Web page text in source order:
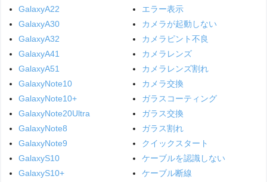
GalaxyA22
GalaxyA30
GalaxyA32
GalaxyA41
GalaxyA51
GalaxyNote10
GalaxyNote10+
GalaxyNote20Ultra
GalaxyNote8
GalaxyNote9
GalaxyS10
GalaxyS10+
エラー表示
カメラが起動しない
カメラピント不良
カメラレンズ
カメラレンズ割れ
カメラ交換
ガラスコーティング
ガラス交換
ガラス割れ
クイックスタート
ケーブルを認識しない
ケーブル断線